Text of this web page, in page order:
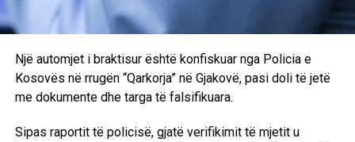
Një automjet i braktisur është konfiskuar nga Policia e
Kosovës në rrugën “Qarkorja” në Gjakovë, pasi doli të jetë
me dokumente dhe targa të falsifikuara.
Sipas raportit të policisë, gjatë verifikimit të mjetit u